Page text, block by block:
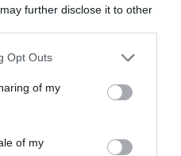
further disclose it to other
uses one or more Google
behaviour. You may click to
and its third-party tags to
purposes in below Google
Opt Outs
of my
of my